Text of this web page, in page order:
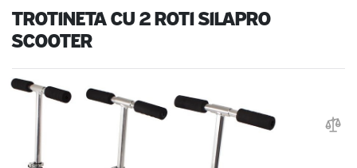
Trotineta cu 2 roti SILAPRO
Scooter